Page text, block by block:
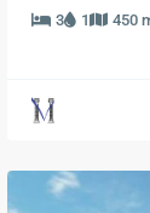
3 1 450